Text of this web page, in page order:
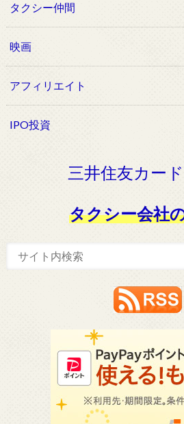
タクシー仲間
映画
アフィリエイト
IPO投資
三井住友カード
タクシー会社